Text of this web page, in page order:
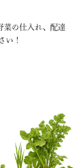
菜の仕入れ、配達
い！